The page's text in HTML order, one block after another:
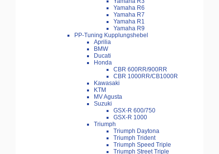
Yamaha R6
Yamaha R7
Yamaha R1
Yamaha R9
PP-Tuning Kupplungshebel
Aprilia
BMW
Ducati
Honda
CBR 600RR/900RR
CBR 1000RR/CB1000R
Kawasaki
KTM
MV Agusta
Suzuki
GSX-R 600/750
GSX-R 1000
Triumph
Triumph Daytona
Triumph Trident
Triumph Speed Triple
Triumph Street Triple